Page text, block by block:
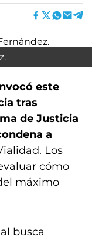
este
tras
de Justicia
a
Los
cómo
máximo
busca